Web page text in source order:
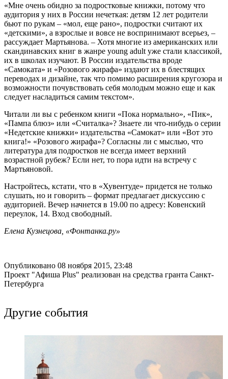
«Мне очень обидно за подростковые книжки, потому что
аудитория у них в России нечеткая: детям 12 лет родители
бьют по рукам – «мол, еще рано», подростки считают их
«детскими», а взрослые и вовсе не воспринимают всерьез, –
рассуждает Мартьянова. – Хотя многие из американских или
скандинавских книг в жанре young adult уже стали классикой,
их в школах изучают. В России издательства вроде
«Самоката» и «Розового жирафа» издают их в блестящих
переводах и дизайне, так что помимо расширения кругозора и
возможности почувствовать себя молодым можно еще и как
следует насладиться самим текстом».
Читали ли вы с ребенком книги «Пока нормально», «Пик»,
«Пампа блюз» или «Считалка»? Знаете ли что-нибудь о серии
«Недетские книжки» издательства «Самокат» или «Вот это
книга!» «Розового жирафа»? Согласны ли с мыслью, что
литература для подростков не всегда имеет верхний
возрастной рубеж? Если нет, то пора идти на встречу с
Мартьяновой.
Настройтесь, кстати, что в «Хувентуде» придется не только
слушать, но и говорить – формат предлагает дискуссию с
аудиторией. Вечер начнется в 19.00 по адресу: Ковенский
переулок, 14. Вход свободный.
Елена Кузнецова, «Фонтанка.ру»
Опубликовано 08 ноября 2015, 23:48
Проект "Афиша Plus" реализован на средства гранта Санкт-
Петербурга
Другие события